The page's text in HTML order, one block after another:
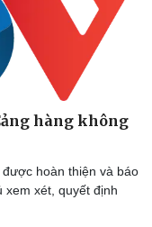
hàng không
hoàn thiện và báo
xét, quyết định